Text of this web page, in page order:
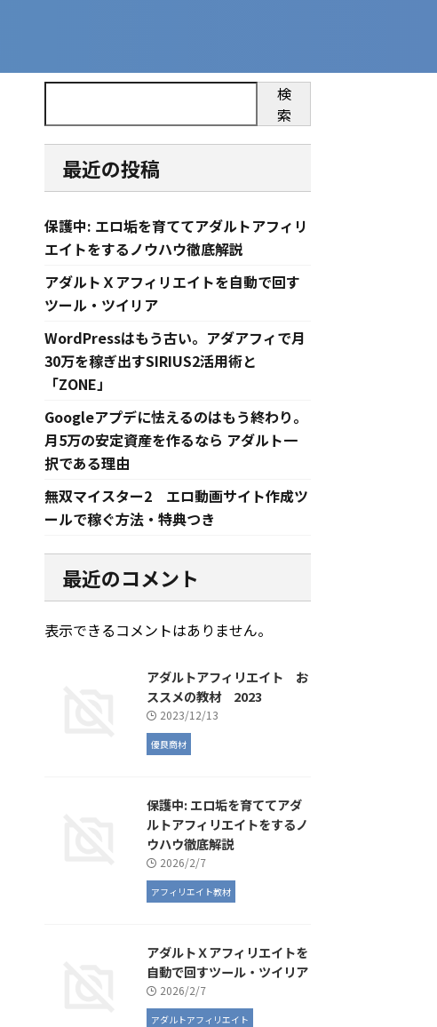
検
索
最近の投稿
保護中: エロ垢を育ててアダルトアフィリ
エイトをするノウハウ徹底解説
アダルトＸアフィリエイトを自動で回す
ツール・ツイリア
WordPressはもう古い。アダアフィで月
30万を稼ぎ出すSIRIUS2活用術と
「ZONE」
Googleアプデに怯えるのはもう終わり。
月5万の安定資産を作るなら アダルト一
択である理由
無双マイスター2 エロ動画サイト作成ツ
ールで稼ぐ方法・特典つき
最近のコメント
表示できるコメントはありません。
アダルトアフィリエイト お
ススメの教材 2023
2023/12/13
優良商材
保護中: エロ垢を育ててアダ
ルトアフィリエイトをするノ
ウハウ徹底解説
2026/2/7
アフィリエイト教材
アダルトＸアフィリエイトを
自動で回すツール・ツイリア
2026/2/7
アダルトアフィリエイト